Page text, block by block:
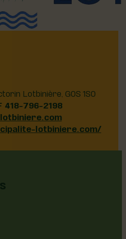
Lotbinière, G0S 1S0
418-796-2198
lotbiniere.com/